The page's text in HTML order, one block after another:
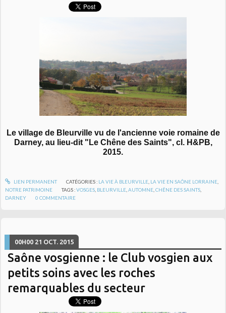
Le village de Bleurville vu de l'ancienne voie romaine de
Darney, au lieu-dit "Le Chêne des Saints", cl. H&PB,
2015.
LIEN PERMANENT CATÉGORIES : LA VIE À BLEURVILLE, LA VIE EN SAÔNE LORRAINE,
NOTRE PATRIMOINE
TAGS :VOSGES BLEURVILLE ,AUTOMNE ,CHÊNE DES SAINTS
DARNEY
0 COMMENTAIRE
00H00 21 OCT. 2015
Saône vosgienne : le Club vosgien aux
petits soins avec les roches
remarquables du secteur